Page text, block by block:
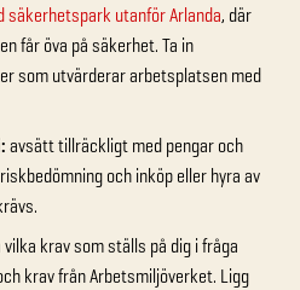
säkerhetspark utanför Arlanda, där
får öva på säkerhet. Ta in
som utvärderar arbetsplatsen med
avsätt tillräckligt med pengar och
och inköp eller hyra av
vilka krav som ställs på dig i fråga
krav från Arbetsmiljöverket. Ligg